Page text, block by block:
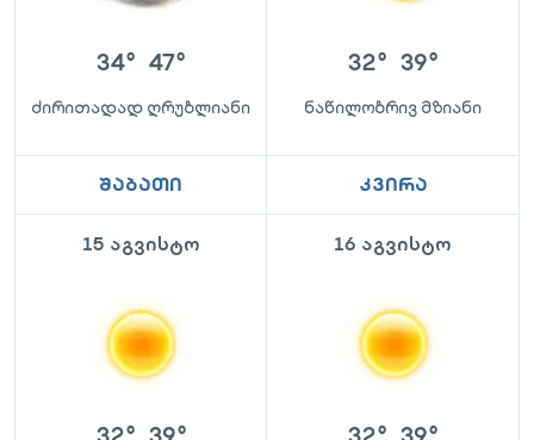
34° 47°
ძირითადად ღრუბლიანი
32° 39°
ნაწილობრივ მზიანი
შაბათი
15 აგვისტო
კვირა
16 აგვისტო